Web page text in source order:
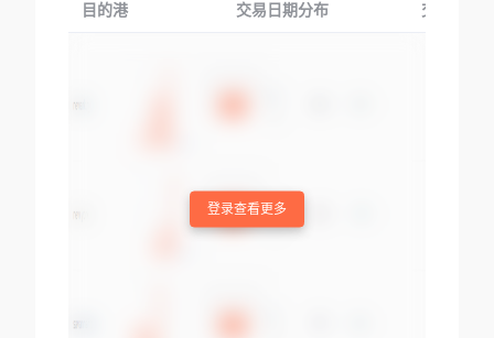
目的港 交易日期分布 交易产品
登录查看更多